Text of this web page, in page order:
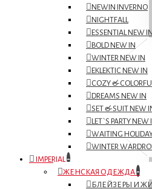
NEWIN INVERNO
NIGHTFALL
ESSENTIAL NEW
BOLD NEW IN
WINTER NEW IN
EKLEKTIC NEW IN
COZY &
DREAMS NEW IN
SET & SUIT NEW
LET`S PARTY NEW
WAITING
WINTER
IMPERIAL-
ЖЕНСКАЯ ОДЕЖДА-
БЛЕЙЗЕРЫ И